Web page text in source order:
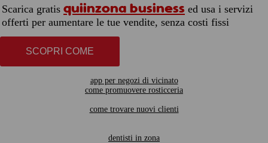
Scarica gratis quiinzona business ed usa i servizi
offerti per aumentare le tue vendite, senza costi fissi
SCOPRI COME
app per negozi di vicinato
come promuovere rosticceria
come trovare nuovi clienti
dentisti in zona